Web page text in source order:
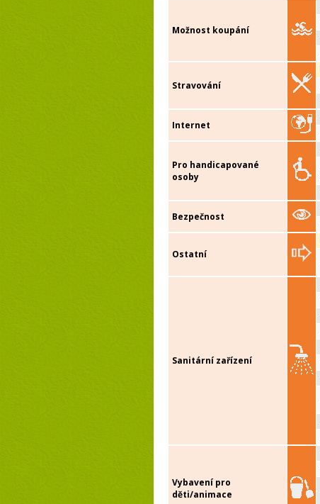
Možnost koupání
Stravování
Internet
Pro handicapované
osoby
Bezpečnost
Ostatní
Sanitární zařízení
Vybavení pro
děti/animace